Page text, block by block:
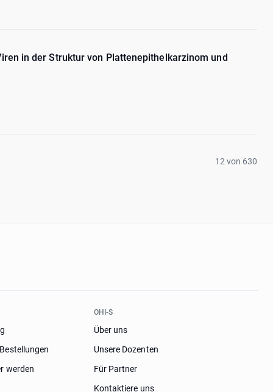
in der Struktur von Plattenepithelkarzinom und
12 von 630
werden
OHI-S
Über uns
Unsere Dozenten
Für Partner
Kontaktiere uns